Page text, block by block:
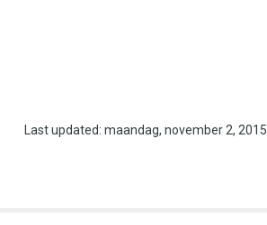
Last updated: maandag, november 2, 2015